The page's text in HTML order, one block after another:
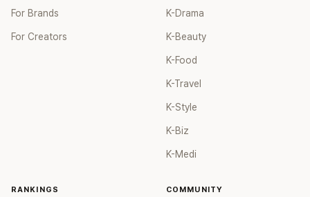
For Brands
For Creators
K-Drama
K-Beauty
K-Food
K-Travel
K-Style
K-Biz
K-Medi
RANKINGS COMMUNITY